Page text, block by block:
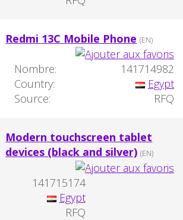
Redmi 13C Mobile Phone (EN)
Nombre:
141714982
Country:
Egypt
Source:
RFQ
Modern touchscreen tablet
devices (black and silver) (EN)
141715174
Egypt
RFQ